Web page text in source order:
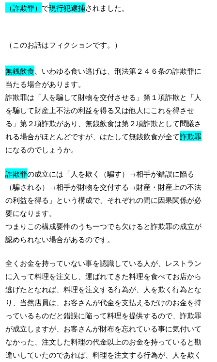
（詐欺罪） で現行犯逮捕されました。
（このお話はフィクションです。）
無銭飲食 、いわゆる食い逃げは、刑法第２４６条の詐欺罪に
当たる場合があります。
詐欺罪は「人を騙して財物を交付させる」第１項詐欺と「人
を騙して財産上不法の利益を得る又は他人にこれを得させ
る」第２項詐欺があり、無銭飲食は第２項詐欺として問議さ
れる場合がほとんどですが、はたして無銭飲食が全て詐欺罪
になるのでしょうか。
詐欺罪の成立には「人を欺く（騙す）→相手が錯誤に陥る
（騙される）→相手が財物を交付する→財産・財産上の不法
の利益を得る」という構成で、それぞれの間に因果関係が必
要になります。
つまりこの構成要件のうち一つでも欠けると詐欺罪の成立が
認められない場合があるのです。
全くお金を持っていない事を認識している人が、レストラン
に入って料理を注文し、運ばれてきた料理を食べてお店から
逃げたとなれば、料理を注文する行為が、人を欺く行為とな
り、当然店員は、お客さんが代金を支払えるだけのお金を持
っているものだと錯誤に陥って料理を提供するので、詐欺罪
が成立しますが、お客さんが財布を忘れている事に気付いて
なかった、注文した料理の代金以上のお金を持っていると勘
違いしていたのであれば、料理を注文する行為が、人を欺く